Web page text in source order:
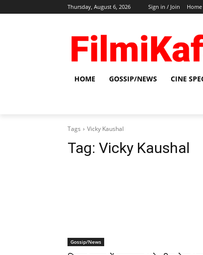
Thursday, August 6, 2026 Sign in / Join Home
HOME GOSSIP/NEWS CINE
Tags Vicky Kaushal
Tag: Vicky Kaushal
Gossip/News